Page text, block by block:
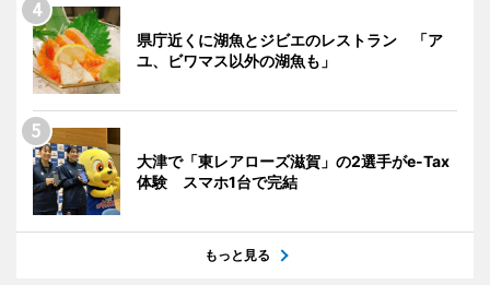
県庁近くに湖魚とジビエのレストラン 「ア
ユ、ビワマス以外の湖魚も」
大津で「東レアローズ滋賀」の2選手がe-Tax
体験 スマホ1台で完結
もっと見る